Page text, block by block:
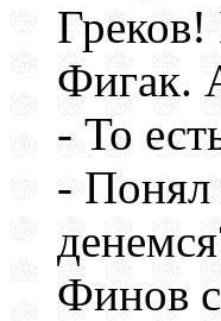
Фигак.
- То
-
Финов